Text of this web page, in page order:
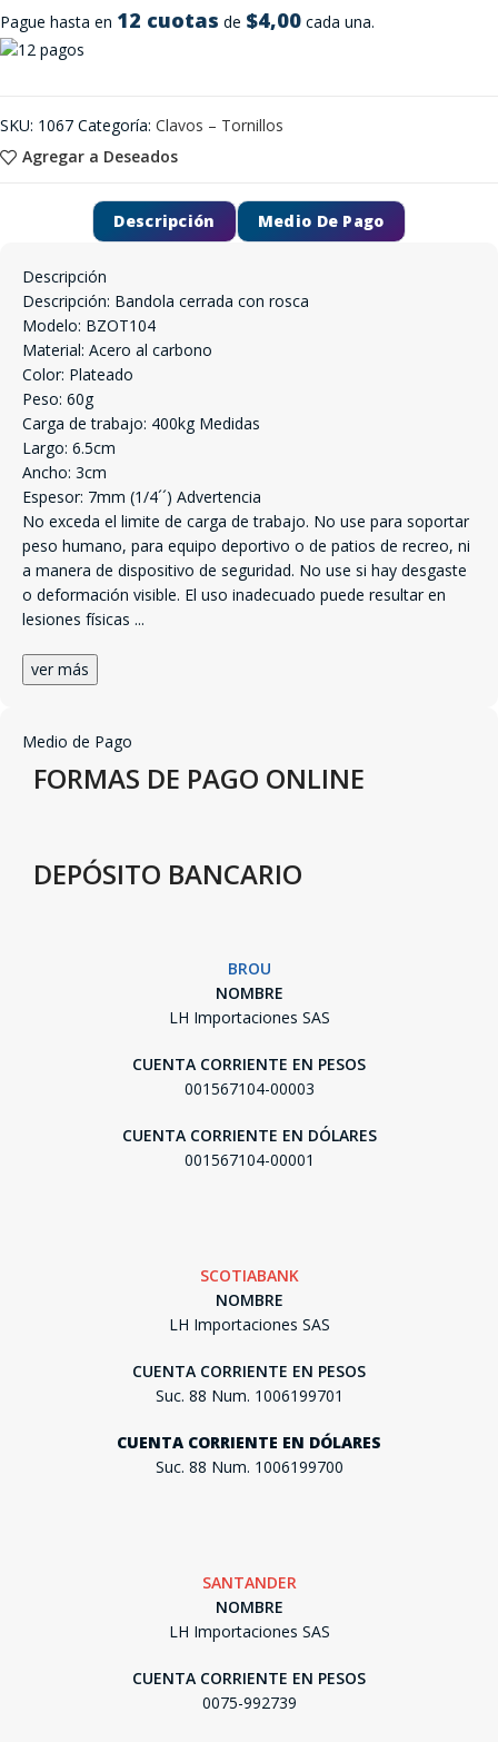
Pague hasta en 12 cuotas de $4,00 cada una.
Agregar a Deseados
SKU: 1067 Categoría: Clavos – Tornillos
Descripción Medio De Pago
Descripción
Descripción: Bandola cerrada con rosca
Modelo: BZOT104
Material: Acero al carbono
Color: Plateado
Peso: 60g
Carga de trabajo: 400kg Medidas
Largo: 6.5cm
Ancho: 3cm
Espesor: 7mm (1/4´´) Advertencia
No exceda el limite de carga de trabajo. No use para soportar
peso humano, para equipo deportivo o de patios de recreo, ni
a manera de dispositivo de seguridad. No use si hay desgaste
o deformación visible. El uso inadecuado puede resultar en
lesiones físicas ...
ver más
Medio de Pago
FORMAS DE PAGO ONLINE
DEPÓSITO BANCARIO
BROU
NOMBRE
LH Importaciones SAS
CUENTA CORRIENTE EN PESOS
001567104-00003
CUENTA CORRIENTE EN DÓLARES
001567104-00001
SCOTIABANK
NOMBRE
LH Importaciones SAS
CUENTA CORRIENTE EN PESOS
Suc. 88 Num. 1006199701
CUENTA CORRIENTE EN DÓLARES
Suc. 88 Num. 1006199700
SANTANDER
NOMBRE
LH Importaciones SAS
CUENTA CORRIENTE EN PESOS
0075-992739